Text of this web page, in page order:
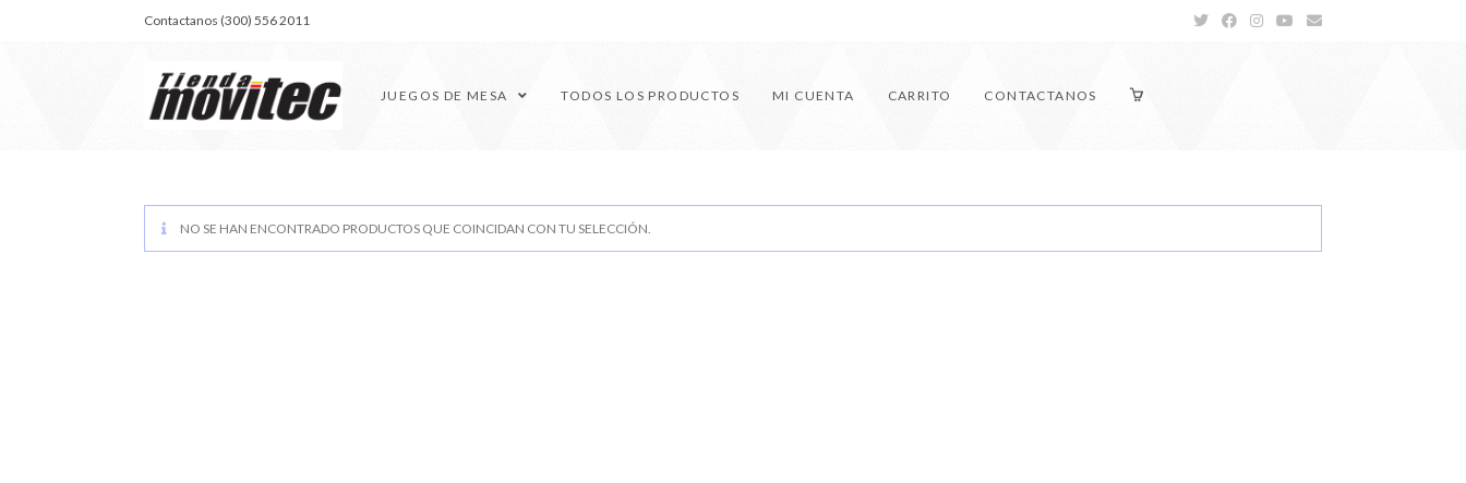
Contactanos (300) 556 2011
JUEGOS DE MESA TODOS LOS PRODUCTOS MI CUENTA CARRITO CONTACTANOS
NO SE HAN ENCONTRADO PRODUCTOS QUE COINCIDAN CON TU SELECCIÓN.